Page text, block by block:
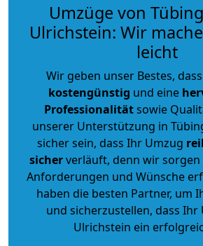
Umzüge von
Ulrichstein: Wir
leicht
Wir geben unser Bestes,
kostengünstig und eine
Professionalitätsowie
unserer Unterstützung in
sicher sein, dass Ihr Umzug
sicherverläuft, denn wir sorgen
Anforderungen und Wünsche
haben die besten Partner, um
und sicherzustellen, dass Ihr
Ulrichstein ein